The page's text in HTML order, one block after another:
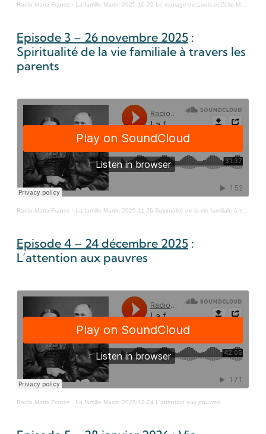
Radio Maria France · La famille Martin 2025-10-22 Le mariage de Louis et Zélie Martin (1)
Episode 3 – 26 novembre 2025 :
Spiritualité de la vie familiale à travers les
parents
Radio Maria France · La famille Martin 2025-11-26 Spiritualité de la vie familiale à travers les parents
Episode 4 – 24 décembre 2025 :
L’attention aux pauvres
Radio Maria France · La famille Martin 2025-12-24 L'attention aux pauvres